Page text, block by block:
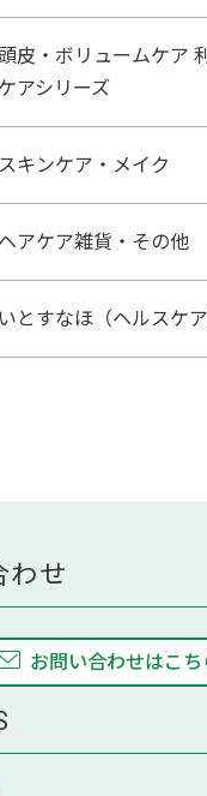
皮・ボリュームケア
ケアシリーズ
スキンケア・メイク
ヘアケア雑貨・その他
いとすなほ（ヘルスケア
わせ
お問い合わせはこち